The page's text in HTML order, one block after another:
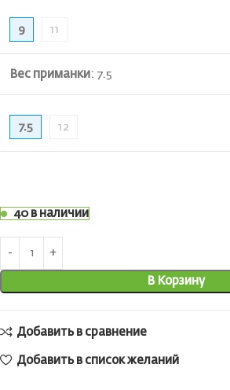
9 11
Вес приманки: 7.5
7.5 12
40 в наличии
В Корзину
Добавить в сравнение
Добавить в список желаний